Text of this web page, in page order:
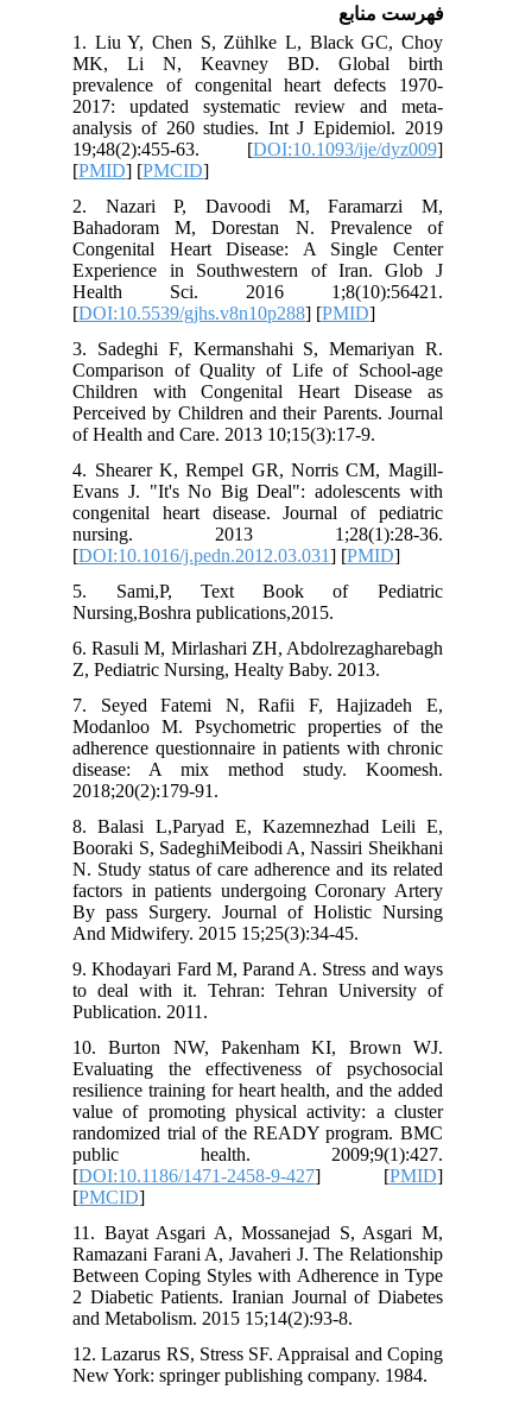
فهرست منابع
1. Liu Y, Chen S, Zühlke L, Black GC, Choy
MK, Li N, Keavney BD. Global birth
prevalence of congenital heart defects 1970-
2017: updated systematic review and meta-
analysis of 260 studies. Int J Epidemiol. 2019
19;48(2):455-63. [DOI:10.1093/ije/dyz009
[PMID] [PMCID
2. Nazari P, Davoodi M, Faramarzi M,
Bahadoram M, Dorestan N. Prevalence of
Congenital Heart Disease: A Single Center
Experience in Southwestern of Iran. Glob J
Health Sci. 2016 1;8(10):56421.
[DOI:10.5539/gjhs.v8n10p288] [PMID
3. Sadeghi F, Kermanshahi S, Memariyan R.
Comparison of Quality of Life of School-age
Children with Congenital Heart Disease as
Perceived by Children and their Parents. Journal
of Health and Care. 2013 10;15(3):17-9.
4. Shearer K, Rempel GR, Norris CM, Magill-
Evans J. "It's No Big Deal": adolescents with
congenital heart disease. Journal of pediatric
nursing. 2013 1;28(1):28-36.
[DOI:10.1016/j.pedn.2012.03.031] [PMID
5. Sami,P, Text Book of Pediatric
Nursing,Boshra publications,2015.
6. Rasuli M, Mirlashari ZH, Abdolrezagharebagh
Z, Pediatric Nursing, Healty Baby. 2013.
7. Seyed Fatemi N, Rafii F, Hajizadeh E,
Modanloo M. Psychometric properties of the
adherence questionnaire in patients with chronic
disease: A mix method study. Koomesh.
2018;20(2):179-91.
8. Balasi L,Paryad E, Kazemnezhad Leili E,
Booraki S, SadeghiMeibodi A, Nassiri Sheikhani
N. Study status of care adherence and its related
factors in patients undergoing Coronary Artery
By pass Surgery. Journal of Holistic Nursing
And Midwifery. 2015 15;25(3):34-45.
9. Khodayari Fard M, Parand A. Stress and ways
to deal with it. Tehran: Tehran University of
Publication. 2011.
10. Burton NW, Pakenham KI, Brown WJ.
Evaluating the effectiveness of psychosocial
resilience training for heart health, and the added
value of promoting physical activity: a cluster
randomized trial of the READY program. BMC
public health. 2009;9(1):427.
[DOI:10.1186/1471-2458-9-427 ] [PMID
[PMCID
11. Bayat Asgari A, Mossanejad S, Asgari M,
Ramazani Farani A, Javaheri J. The Relationship
Between Coping Styles with Adherence in Type
2 Diabetic Patients. Iranian Journal of Diabetes
and Metabolism. 2015 15;14(2):93-8.
12. Lazarus RS, Stress SF. Appraisal and Coping
New York: springer publishing company. 1984.